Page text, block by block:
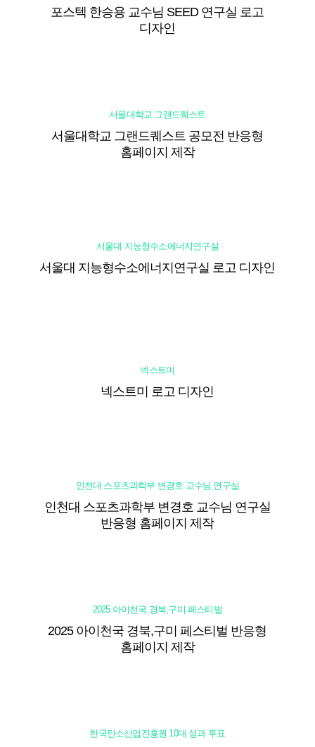
포스텍 한승용 교수님 SEED 연구실 로고
디자인
서울대학교 그랜드퀘스트
서울대학교 그랜드퀘스트 공모전 반응형
홈페이지 제작
서울대 지능형수소에너지연구실
서울대 지능형수소에너지연구실 로고 디자인
넥스트미
넥스트미 로고 디자인
인천대 스포츠과학부 변경호 교수님 연구실
인천대 스포츠과학부 변경호 교수님 연구실
반응형 홈페이지 제작
2025 아이천국 경북,구미 페스티벌
2025 아이천국 경북,구미 페스티벌 반응형
홈페이지 제작
한국탄소산업진흥원 10대 성과 투표